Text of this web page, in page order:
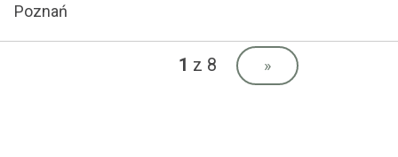
Poznań
1 z 8 »